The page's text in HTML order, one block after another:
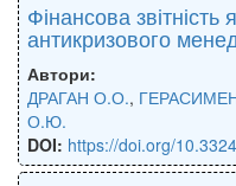
Фінансова звітність
антикризового
Автори:
ДРАГАН О.О.,
О.Ю.
DOI: https://doi.org/